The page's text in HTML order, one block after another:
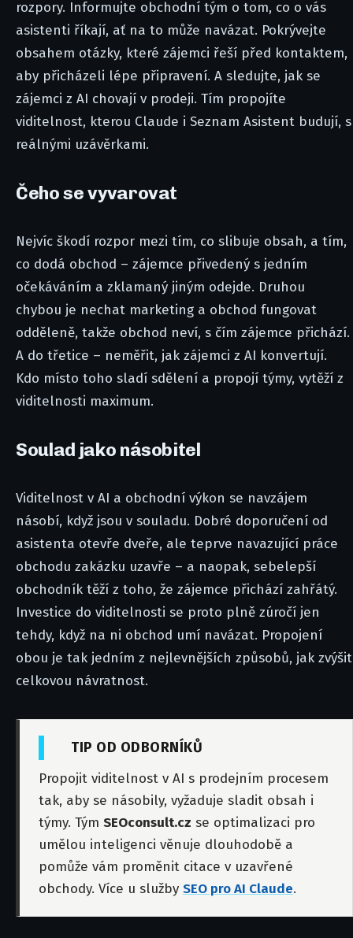
rozpory. Informujte obchodní tým o tom, co o vás
asistenti říkají, ať na to může navázat. Pokrývejte
obsahem otázky, které zájemci řeší před kontaktem,
aby přicházeli lépe připravení. A sledujte, jak se
zájemci z AI chovají v prodeji. Tím propojíte
viditelnost, kterou Claude i Seznam Asistent budují, s
reálnými uzávěrkami.
Čeho se vyvarovat
Nejvíc škodí rozpor mezi tím, co slibuje obsah, a tím,
co dodá obchod – zájemce přivedený s jedním
očekáváním a zklamaný jiným odejde. Druhou
chybou je nechat marketing a obchod fungovat
odděleně, takže obchod neví, s čím zájemce přichází.
A do třetice – neměřit, jak zájemci z AI konvertují.
Kdo místo toho sladí sdělení a propojí týmy, vytěží z
viditelnosti maximum.
Soulad jako násobitel
Viditelnost v AI a obchodní výkon se navzájem
násobí, když jsou v souladu. Dobré doporučení od
asistenta otevře dveře, ale teprve navazující práce
obchodu zakázku uzavře – a naopak, sebelepší
obchodník těží z toho, že zájemce přichází zahřátý.
Investice do viditelnosti se proto plně zúročí jen
tehdy, když na ni obchod umí navázat. Propojení
obou je tak jedním z nejlevnějších způsobů, jak zvýšit
celkovou návratnost.
TIP OD ODBORNÍKŮ
Propojit viditelnost v AI s prodejním procesem
tak, aby se násobily, vyžaduje sladit obsah i
týmy. Tým SEOconsult.cz se optimalizaci pro
umělou inteligenci věnuje dlouhodobě a
pomůže vám proměnit citace v uzavřené
obchody. Více u služby SEO pro AI Claude.